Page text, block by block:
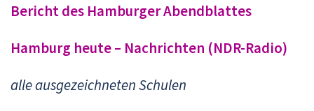
Bericht des Hamburger Abendblattes
Hamburg heute – Nachrichten (NDR-Radio)
alle ausgezeichneten Schulen